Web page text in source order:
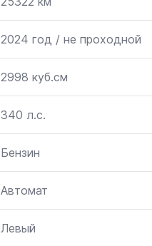
2024 год / не проходной
2998 куб.см
340 л.с.
Бензин
Автомат
Левый